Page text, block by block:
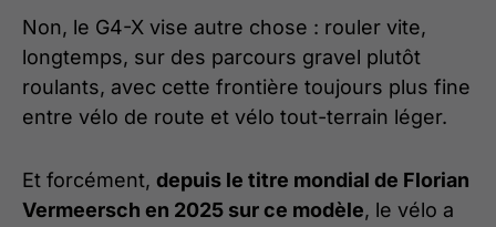
Non, le G4-X vise autre chose : rouler vite,
longtemps, sur des parcours gravel plutôt
roulants, avec cette frontière toujours plus fine
entre vélo de route et vélo tout-terrain léger.
Et forcément, depuis le titre mondial de Florian
Vermeersch en 2025 sur ce modèle, le vélo a